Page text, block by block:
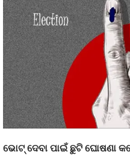
ଭୋଟ୍ ଦେବା ପାଇଁ ଛୁଟି ଘୋଷଣା